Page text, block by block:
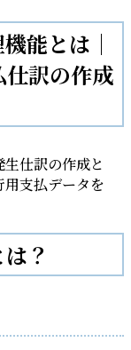
能とは｜
訳の作成
仕訳の作成と
支払データを
？